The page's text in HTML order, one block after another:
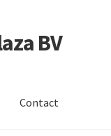
BV
Contact